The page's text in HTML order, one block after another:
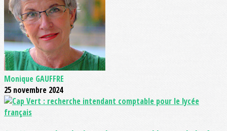
Monique GAUFFRE
25 novembre 2024